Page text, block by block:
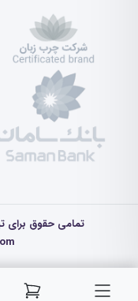
تمامی حقوق برای